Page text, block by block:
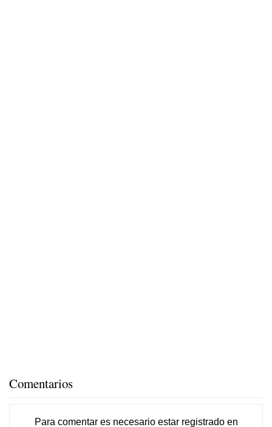
Comentarios
Para comentar es necesario estar registradoen